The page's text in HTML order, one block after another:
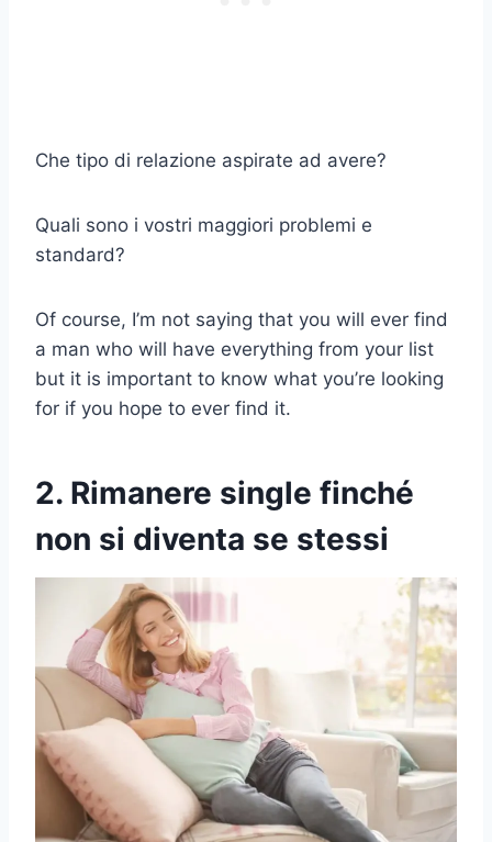
Che tipo di relazione aspirate ad avere?
Quali sono i vostri maggiori problemi e
standard?
Of course, I’m not saying that you will ever find
a man who will have everything from your list
but it is important to know what you’re looking
for if you hope to ever find it.
2. Rimanere single finché
non si diventa se stessi